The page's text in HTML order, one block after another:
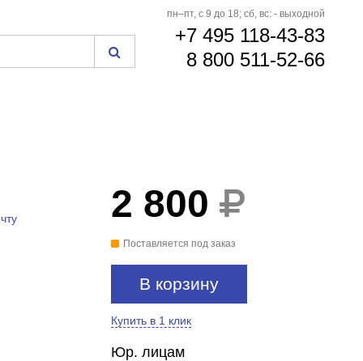
пн–пт, с 9 до 18; сб, вс: - выходной
+7 495 118-43-83
8 800 511-52-66
2 800
Поставляется под заказ
В корзину
Купить в 1 клик
Юр. лицам